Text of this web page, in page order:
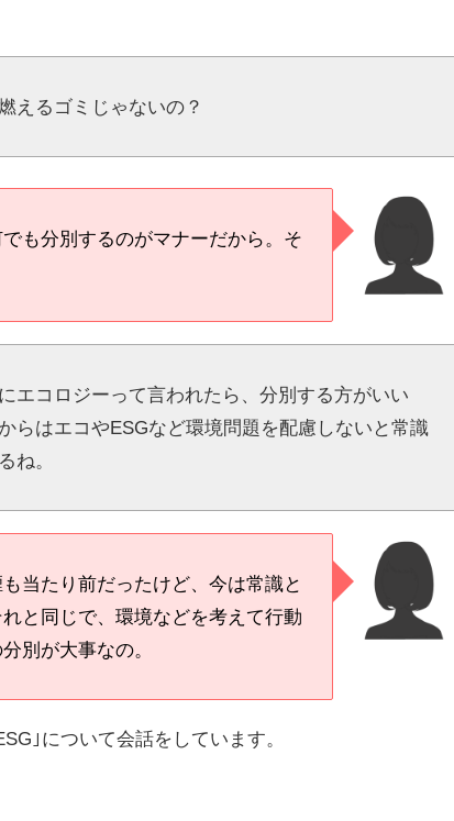
えるゴミじゃないの？
も分別するのがマナーだから。そ
エコロジーって言われたら、分別する方がいい
らはエコやESGなど環境問題を配慮しないと常識
ね。
当たり前だったけど、今は常識と
と同じで、環境などを考えて行動
別が大事なの。
｣について会話をしています。